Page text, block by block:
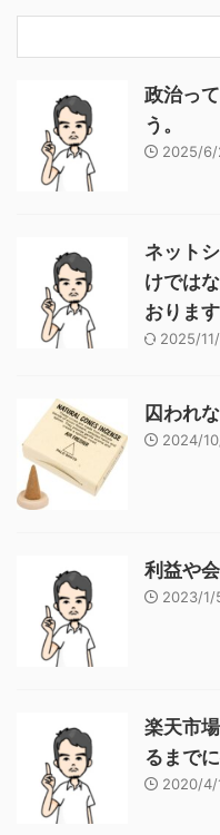
政治っ
う。
2025/6/
ネット
けでは
おります
2025/
囚われ
2024/
利益や
2023/1/
楽天市
るまで
2020/4/